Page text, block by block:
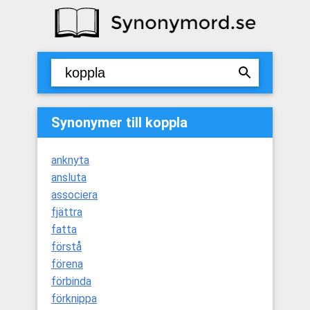
Synonymer till koppla
anknyta
ansluta
associera
fjättra
fatta
förstå
förena
förbinda
förknippa